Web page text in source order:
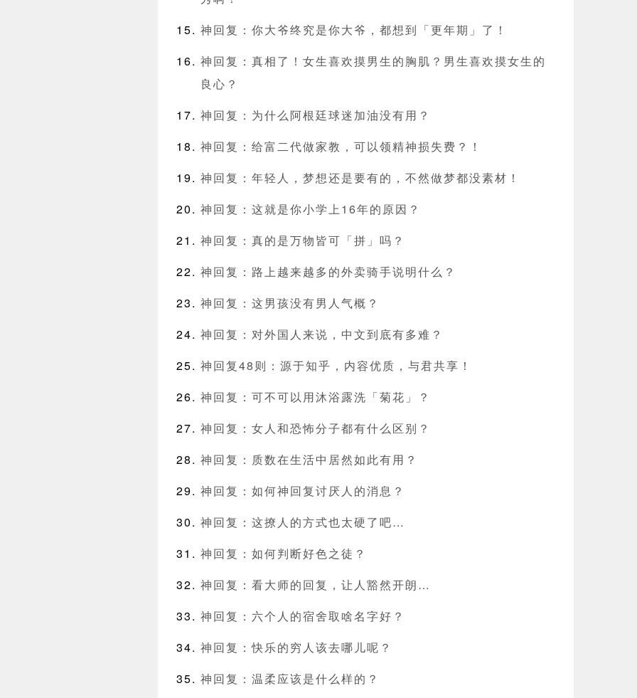
神回复：你大爷终究是你大爷，都想到「更年期」了！
神回复：真相了！女生喜欢摸男生的胸肌？男生喜欢摸女生的
良心？
神回复：为什么阿根廷球迷加油没有用？
神回复：给富二代做家教，可以领精神损失费？！
神回复：年轻人，梦想还是要有的，不然做梦都没素材！
神回复：这就是你小学上16年的原因？
神回复：真的是万物皆可「拼」吗？
神回复：路上越来越多的外卖骑手说明什么？
神回复：这男孩没有男人气概？
神回复：对外国人来说，中文到底有多难？
神回复48则：源于知乎，内容优质，与君共享！
神回复：可不可以用沐浴露洗「菊花」？
神回复：女人和恐怖分子都有什么区别？
神回复：质数在生活中居然如此有用？
神回复：如何神回复讨厌人的消息？
神回复：这撩人的方式也太硬了吧…
神回复：如何判断好色之徒？
神回复：看大师的回复，让人豁然开朗…
神回复：六个人的宿舍取啥名字好？
神回复：快乐的穷人该去哪儿呢？
神回复：温柔应该是什么样的？